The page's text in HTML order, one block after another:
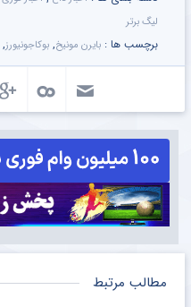
لیگ برتر
برچسب ها : بایرن مونیخ, بوکاجونيورز,
مطالب مرتبط